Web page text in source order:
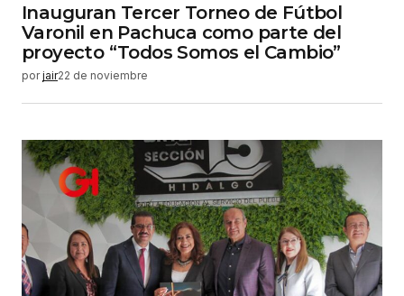
Inauguran Tercer Torneo de Fútbol
Varonil en Pachuca como parte del
proyecto “Todos Somos el Cambio”
por jair22 de noviembre